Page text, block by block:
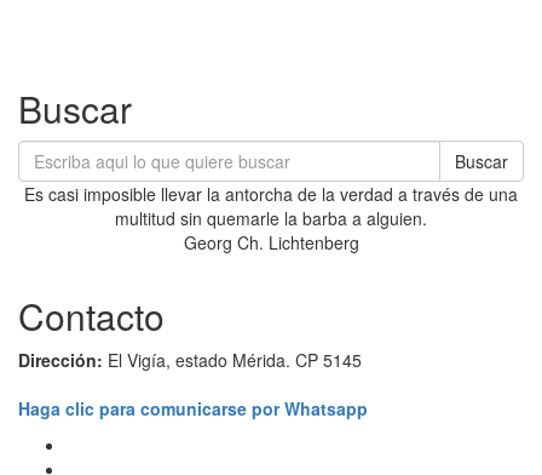
Buscar
Buscar
Es casi imposible llevar la antorcha de la verdad a través de una
multitud sin quemarle la barba a alguien.
Georg Ch. Lichtenberg
Contacto
Dirección: El Vigía, estado Mérida. CP 5145
Haga clic para comunicarse por Whatsapp